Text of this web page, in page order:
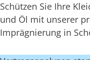
Schützen Sie Ihre
und Öl mit unserer
Imprägnierung in